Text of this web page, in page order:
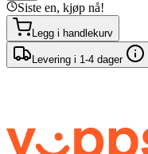
Siste en, kjøp nå!
Legg i handlekurv
Levering i 1-4 dager